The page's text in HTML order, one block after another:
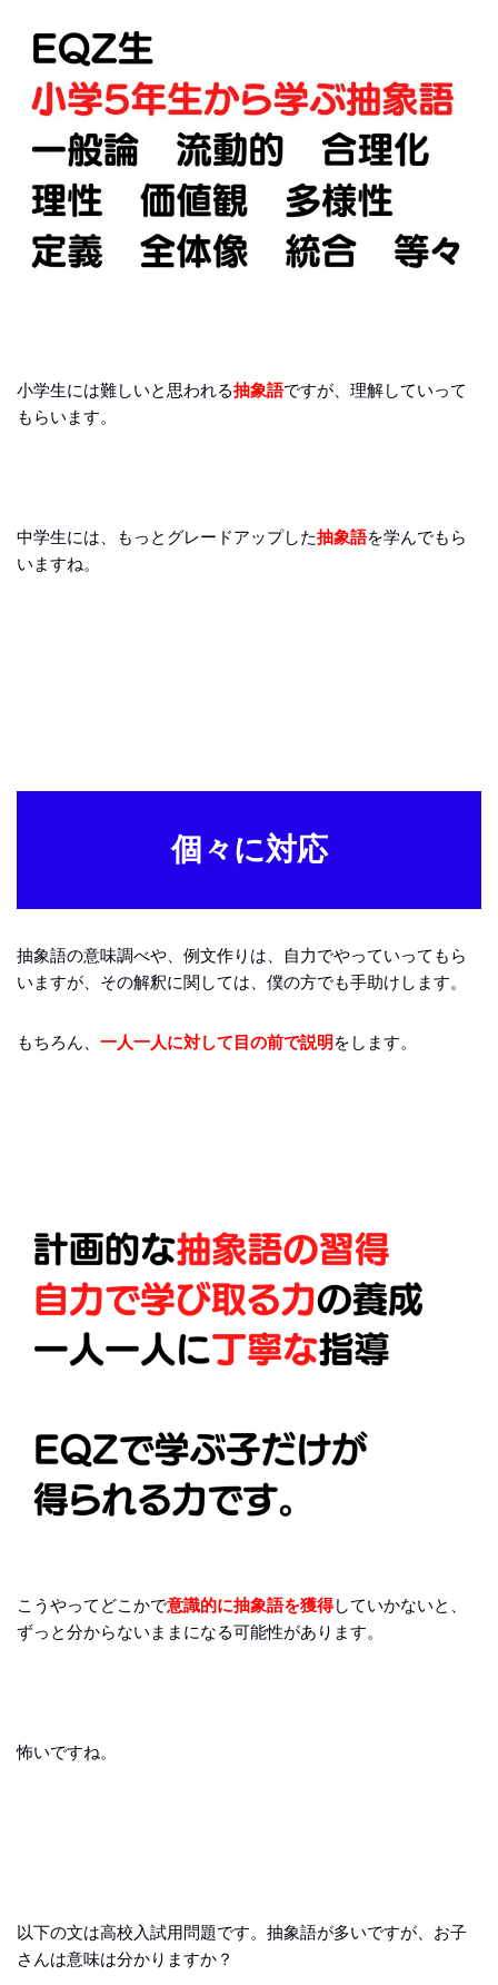
小学生には難しいと思われる抽象語ですが、理解していって
もらいます。
中学生には、もっとグレードアップした抽象語を学んでもら
いますね。
個々に対応
抽象語の意味調べや、例文作りは、自力でやっていってもら
いますが、その解釈に関しては、僕の方でも手助けします。
もちろん、 一人一人に対して目の前で説明 をします。
こうやってどこかで意識的に抽象語を獲得していかないと、
ずっと分からないままになる可能性があります。
怖いですね。
以下の文は高校入試用問題です。抽象語が多いですが、お子
さんは意味は分かりますか？